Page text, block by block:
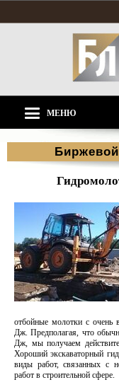
МЕНЮ
отбойные молотки с очень
Дж. Предполагая, что
Дж, мы получаем
Хороший экскаваторный
виды работ, связанных с
работ в строительной сфере.